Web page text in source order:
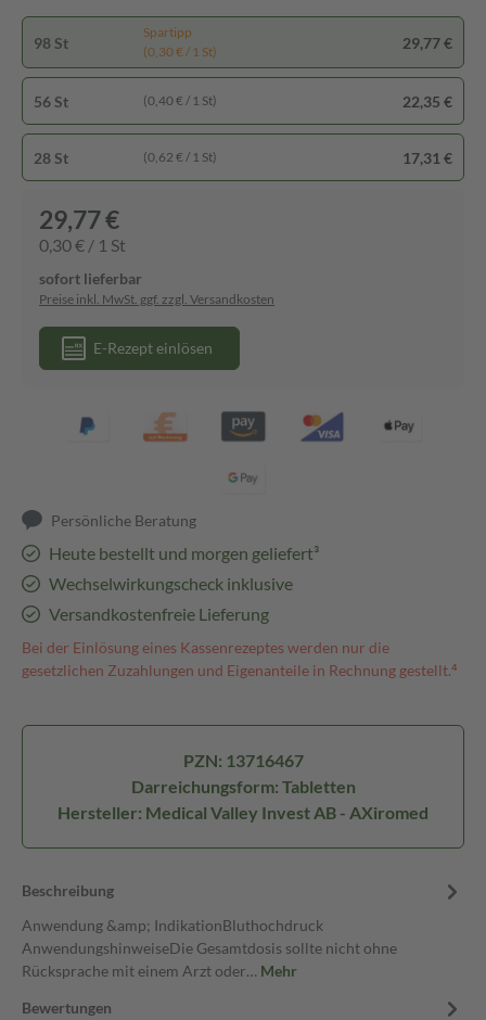
98 St
Spartipp
(0,30 € / 1 St)
29,77 €
56 St (0,40 € / 1 St) 22,35 €
28 St (0,62 € / 1 St) 17,31 €
29,77 €
0,30 € / 1 St
sofort lieferbar
Preise inkl. MwSt. ggf. zzgl. Versandkosten
E-Rezept einlösen
Persönliche Beratung
Heute bestellt und morgen geliefert³
Wechselwirkungscheck inklusive
Versandkostenfreie Lieferung
Bei der Einlösung eines Kassenrezeptes werden nur die
gesetzlichen Zuzahlungen und Eigenanteile in Rechnung gestellt.⁴
PZN: 13716467
Darreichungsform: Tabletten
Hersteller: Medical Valley Invest AB - AXiromed
Beschreibung
Anwendung &amp; IndikationBluthochdruck
AnwendungshinweiseDie Gesamtdosis sollte nicht ohne
Rücksprache mit einem Arzt oder… Mehr
Bewertungen